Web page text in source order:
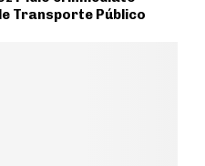
Transporte Público